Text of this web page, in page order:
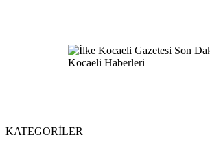
KATEGORİLER